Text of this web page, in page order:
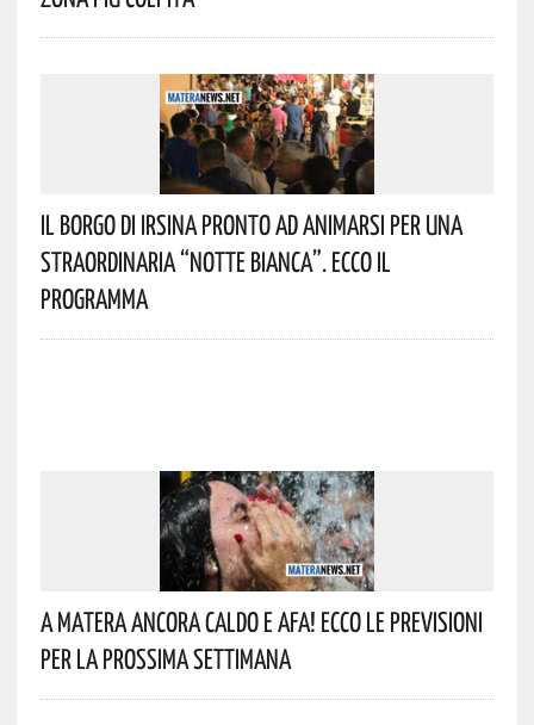
Il Borgo Di Irsina Pronto Ad Animarsi Per Una
Straordinaria “Notte Bianca”. Ecco Il
Programma
A Matera Ancora Caldo E Afa! Ecco Le Previsioni
Per La Prossima Settimana